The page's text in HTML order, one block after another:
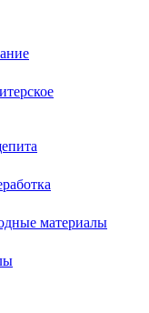
материалы